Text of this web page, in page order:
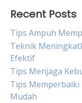
Recent Posts
Tips Ampuh
Teknik
Efektif
Tips Menjaga
Tips
Mudah